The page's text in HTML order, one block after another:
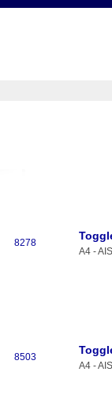
8278
A4 -
8503
A4 -